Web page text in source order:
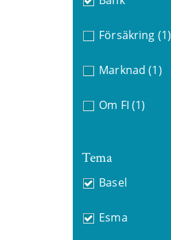
Försäkring (1)
Marknad (1)
Om FI (1)
Tema
Basel
Esma